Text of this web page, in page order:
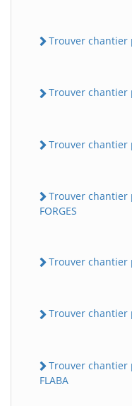
Trouver chantier
Trouver chantier
Trouver chantier
Trouver chantier
FORGES
Trouver chantier
Trouver chantier
Trouver chantier
FLABA